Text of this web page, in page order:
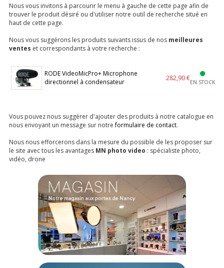
Nous vous invitons à parcourir le menu à gauche de cette page afin de
trouver le produit désiré ou d'utiliser notre outil de recherche situé en
haut de cette page.
Nous vous suggérons les produits suivants issus de nos meilleures
ventes et correspondants à votre recherche :
RODE VideoMicPro+ Microphone
directionnel à condensateur
282,90 €EN STOCK
Vous pouvez nous suggérer d'ajouter des produits à notre catalogue en
nous envoyant un message sur notreformulaire de contact.
Nous nous efforcerons dans la mesure du possible de les proposer sur
le site avec tous les avantages MN photo video : spécialiste photo,
vidéo, drone